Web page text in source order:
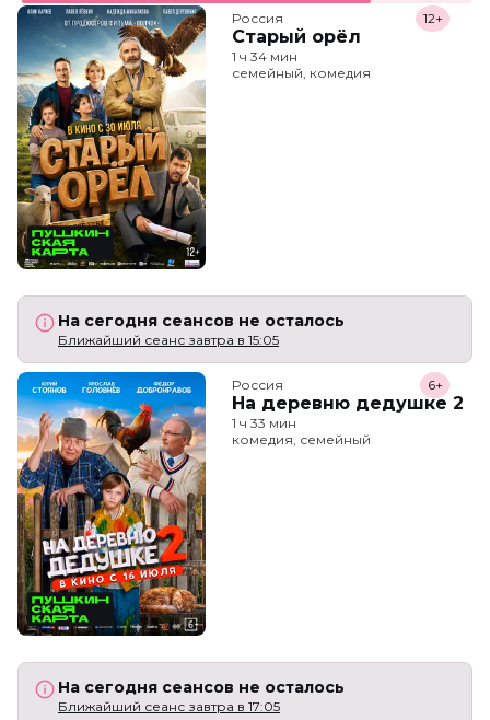
Россия
Старый орёл
12+
1 ч 34 мин
семейный, комедия
На сегодня сеансов не осталось
Ближайший сеанс завтра в 15:05
Россия
На деревню дедушке 2
6+
1 ч 33 мин
комедия, семейный
На сегодня сеансов не осталось
Ближайший сеанс завтра в 17:05